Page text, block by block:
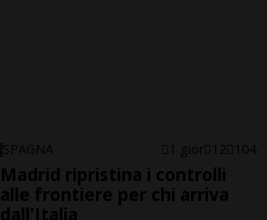
SPAGNA 1 gior 12 104
Madrid ripristina i controlli
alle frontiere per chi arriva
dall'Italia